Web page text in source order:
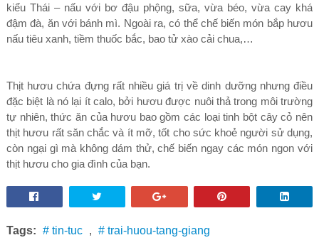
kiểu Thái – nấu với bơ đậu phộng, sữa, vừa béo, vừa cay khá
đậm đà, ăn với bánh mì. Ngoài ra, có thể chế biến món bắp hươu
nấu tiêu xanh, tiềm thuốc bắc, bao tử xào cải chua,…
Thịt hươu chứa đựng rất nhiều giá trị về dinh dưỡng nhưng điều
đặc biệt là nó lại ít calo, bởi hươu được nuôi thả trong môi trường
tự nhiên, thức ăn của hươu bao gồm các loại tinh bột cây cỏ nên
thịt hươu rất săn chắc và ít mỡ, tốt cho sức khoẻ người sử dụng,
còn ngại gì mà không dám thử, chế biến ngay các món ngon với
thịt hươu cho gia đình của bạn.
Tags: # tin-tuc , # trai-huou-tang-giang